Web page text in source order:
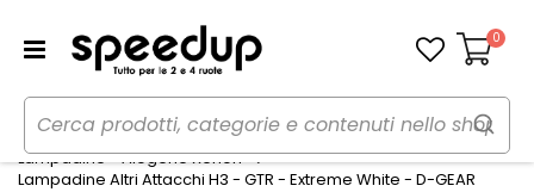
Carrello
0
Home Auto
Illuminazione
Lampadine - Alogene Xenon
Lampadine Altri Attacchi H3 - GTR - Extreme White - D-GEAR